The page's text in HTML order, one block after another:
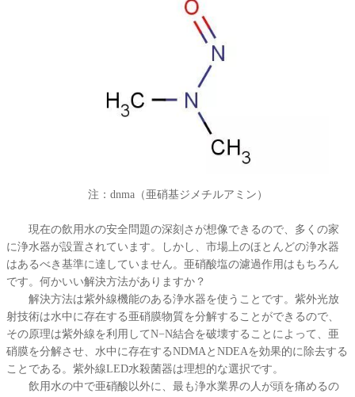
注：dnma（亜硝基ジメチルアミン）
現在の飲用水の安全問題の深刻さが想像できるので、多くの家
に浄水器が設置されています。しかし、市場上のほとんどの浄水器
はあるべき基準に達していません。亜硝酸塩の濾過作用はもちろん
です。何かいい解決方法がありますか？
解決方法は紫外線機能のある浄水器を使うことです。紫外光放
射技術は水中に存在する亜硝膜物質を分解することができるので、
その原理は紫外線を利用してN−N結合を破壊することによって、亜
硝膜を分解させ、水中に存在するNDMAとNDEAを効果的に除去する
ことである。紫外線LED水殺菌器は理想的な選択です。
飲用水の中で亜硝酸以外に、最も浄水業界の人が頭を痛めるの